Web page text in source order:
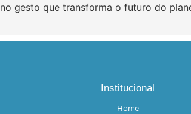
gesto que transforma o futuro do
Institucional
Home